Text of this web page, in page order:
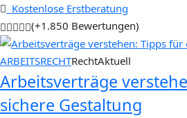
Kostenlose Erstberatung
(+1.850 Bewertungen)
ARBEITSRECHTRechtAktuell
Arbeitsverträge
sichere Gestaltung